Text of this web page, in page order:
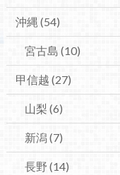
沖縄 (54)
宮古島 (10)
甲信越 (27)
山梨 (6)
新潟(7)
長野 (14)